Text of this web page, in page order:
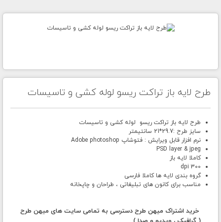
طرح لایه باز تراکت ریسو لوله کشی و تاسیسات
طرح لایه باز تراکت ریسو لوله کشی و تاسیسات
سایز طرح :29.7*21 سانتیمتر
نرم افزار قابل ویرایش : فتوشاپ Adobe photoshop
PSD layer & jpeg
کاملا لایه باز
300 dpi
گروه بندی لایه ها کاملا فارسی
مناسب برای کانون های تبلیغاتی ، طراحان و چاپخانه
خرید اشتراک میهن طرح دسترسی به تمامی سایت های میهن طرح